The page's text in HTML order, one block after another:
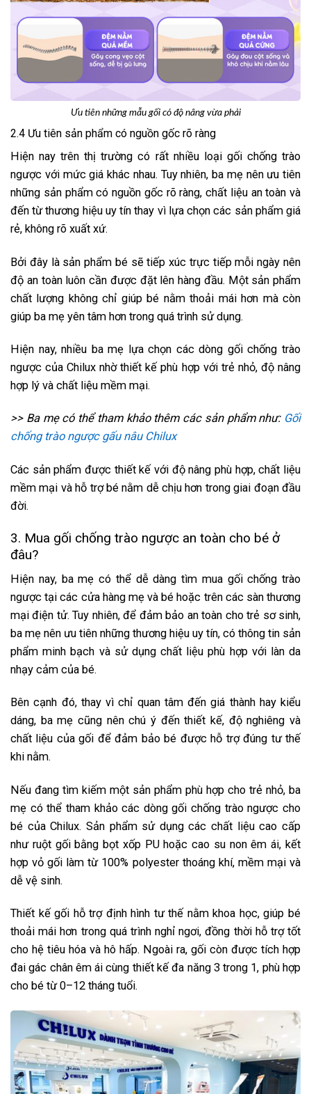
Ưu tiên những mẫu gối có độ nâng vừa phải
2.4 Ưu tiên sản phẩm có nguồn gốc rõ ràng
Hiện nay trên thị trường có rất nhiều loại gối chống trào
ngược với mức giá khác nhau. Tuy nhiên, ba mẹ nên ưu tiên
những sản phẩm có nguồn gốc rõ ràng, chất liệu an toàn và
đến từ thương hiệu uy tín thay vì lựa chọn các sản phẩm giá
rẻ, không rõ xuất xứ.
Bởi đây là sản phẩm bé sẽ tiếp xúc trực tiếp mỗi ngày nên
độ an toàn luôn cần được đặt lên hàng đầu. Một sản phẩm
chất lượng không chỉ giúp bé nằm thoải mái hơn mà còn
giúp ba mẹ yên tâm hơn trong quá trình sử dụng.
Hiện nay, nhiều ba mẹ lựa chọn các dòng gối chống trào
ngược của Chilux nhờ thiết kế phù hợp với trẻ nhỏ, độ nâng
hợp lý và chất liệu mềm mại.
>> Ba mẹ có thể tham khảo thêm các sản phẩm như: Gối
chống trào ngược gấu nâu Chilux
Các sản phẩm được thiết kế với độ nâng phù hợp, chất liệu
mềm mại và hỗ trợ bé nằm dễ chịu hơn trong giai đoạn đầu
đời.
3. Mua gối chống trào ngược an toàn cho bé ở
đâu?
Hiện nay, ba mẹ có thể dễ dàng tìm mua gối chống trào
ngược tại các cửa hàng mẹ và bé hoặc trên các sàn thương
mại điện tử. Tuy nhiên, để đảm bảo an toàn cho trẻ sơ sinh,
ba mẹ nên ưu tiên những thương hiệu uy tín, có thông tin sản
phẩm minh bạch và sử dụng chất liệu phù hợp với làn da
nhạy cảm của bé.
Bên cạnh đó, thay vì chỉ quan tâm đến giá thành hay kiểu
dáng, ba mẹ cũng nên chú ý đến thiết kế, độ nghiêng và
chất liệu của gối để đảm bảo bé được hỗ trợ đúng tư thế
khi nằm.
Nếu đang tìm kiếm một sản phẩm phù hợp cho trẻ nhỏ, ba
mẹ có thể tham khảo các dòng gối chống trào ngược cho
bé của Chilux. Sản phẩm sử dụng các chất liệu cao cấp
như ruột gối bằng bọt xốp PU hoặc cao su non êm ái, kết
hợp vỏ gối làm từ 100% polyester thoáng khí, mềm mại và
dễ vệ sinh.
Thiết kế gối hỗ trợ định hình tư thế nằm khoa học, giúp bé
thoải mái hơn trong quá trình nghỉ ngơi, đồng thời hỗ trợ tốt
cho hệ tiêu hóa và hô hấp. Ngoài ra, gối còn được tích hợp
đai gác chân êm ái cùng thiết kế đa năng 3 trong 1, phù hợp
cho bé từ 0–12 tháng tuổi.